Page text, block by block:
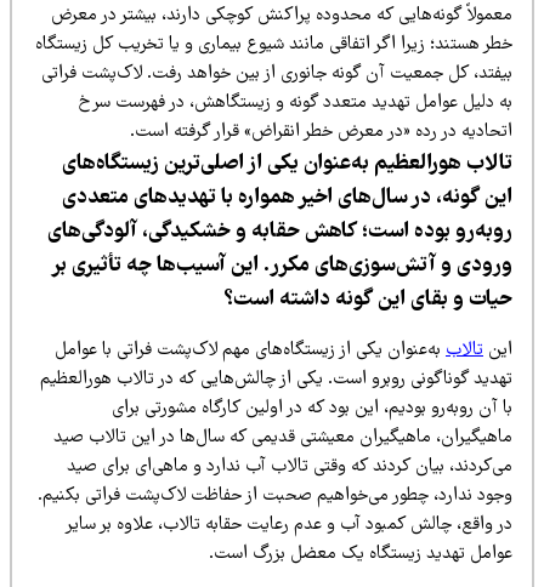
گونه‌هایی که محدوده پراکنش کوچکی دارند، بیشتر در معرض
هستند؛ زیرا اگر اتفاقی مانند شیوع بیماری و یا تخریب کل زیستگاه
کل جمعیت آن گونه جانوری از بین خواهد رفت. لاک‌پشت فراتی
دلیل عوامل تهدید متعدد گونه و زیستگاهش، در فهرست سرخ
در رده «در معرض خطر انقراض» قرار گرفته است.
هورالعظیم به‌عنوان یکی از اصلی‌ترین زیستگاه‌های
گونه، در سال‌های اخیر همواره با تهدیدهای متعددی
بوده است؛ کاهش حقابه و خشکیدگی، آلودگی‌های
و آتش‌سوزی‌های مکرر. این آسیب‌ها چه تأثیری بر
و بقای این گونه داشته است؟
تالاب به‌عنوان یکی از زیستگاه‌های مهم لاک‌پشت فراتی با عوامل
گوناگونی روبرو است. یکی از چالش‌هایی که در تالاب هورالعظیم
آن روبه‌رو بودیم، این بود که در اولین کارگاه مشورتی برای
ماهیگیران معیشتی قدیمی که سال‌ها در این تالاب صید
بیان کردند که وقتی تالاب آب ندارد و ماهی‌ای برای صید
ندارد، چطور می‌خواهیم صحبت از حفاظت لاک‌پشت فراتی بکنیم.
واقع، چالش کمبود آب و عدم رعایت حقابه تالاب، علاوه بر سایر
تهدید زیستگاه یک معضل بزرگ است.